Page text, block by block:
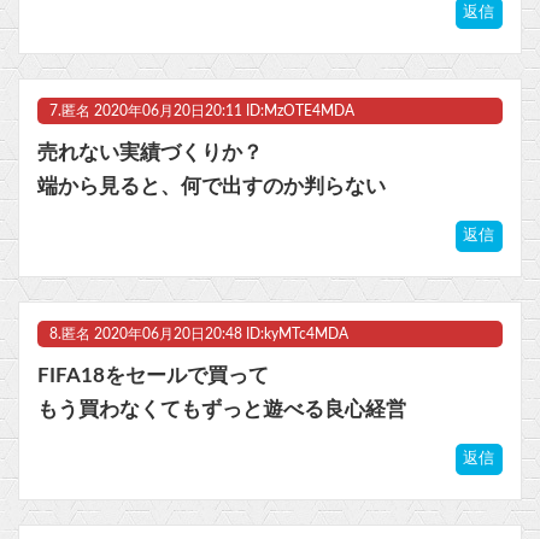
返信
7. 匿名 2020年06月20日20:11 ID:MzOTE4MDA
売れない実績づくりか？
端から見ると、何で出すのか判らない
返信
8. 匿名 2020年06月20日20:48 ID:kyMTc4MDA
FIFA18をセールで買って
もう買わなくてもずっと遊べる良心経営
返信